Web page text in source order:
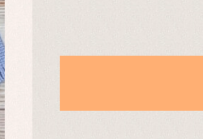
Ropa de abrigo
Ropa de baño
Ropa interior
Calcetines
Gorros y capotas
Leotardos